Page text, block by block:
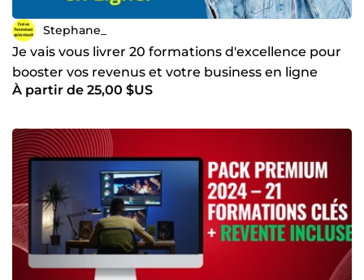
Stephane_
Je vais vous livrer 20 formations d'excellence pour
booster vos revenus et votre business en ligne
À partir de 25,00 $US